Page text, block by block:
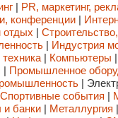
| PR, маркетинг,
конференции |
отдых |
| Индустрия
| Компьютеры
| Промышленное
|
Спортивные события |
банки | Металлургия